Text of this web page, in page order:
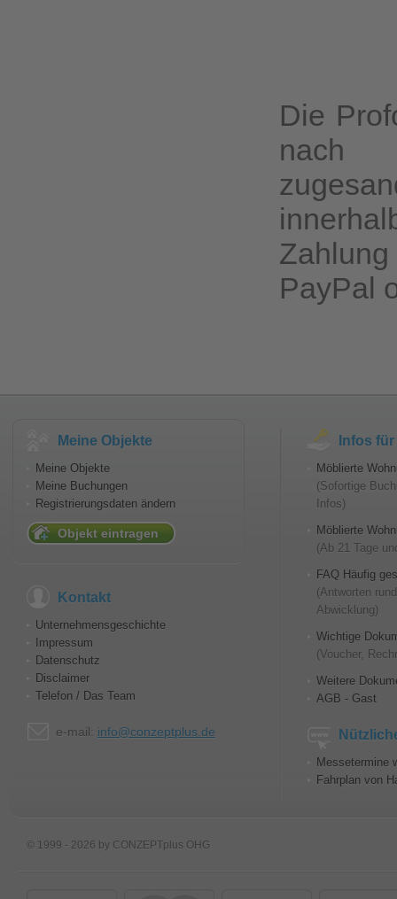
Die
nach
PayPal
Meine Objekte
Meine Objekte
Meine Buchungen
Registrierungsdaten ändern
Objekt eintragen
Kontakt
Unternehmensgeschichte
Impressum
Datenschutz
Disclaimer
Telefon / Das Team
e-mail: info@conzeptplus.de
Infos
Möblierte
(Sofortige
Infos)
Möblierte
(Ab 21 Tage
FAQ Häufig
(Antworten
Abwicklung)
Wichtige
(Voucher,
Weitere
AGB - Gast
Messetermine
Fahrplan von
© 1999 - 2026 by CONZEPTplus OHG